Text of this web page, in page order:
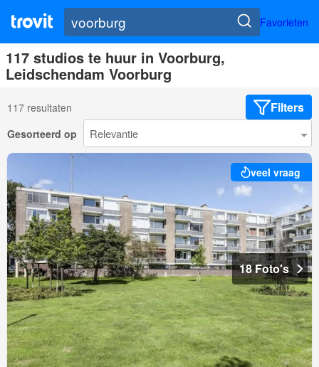
Favorieten
117 studios te huur in Voorburg,
Leidschendam Voorburg
117 resultaten Filters
Gesorteerd op
veel vraag
18 Foto's